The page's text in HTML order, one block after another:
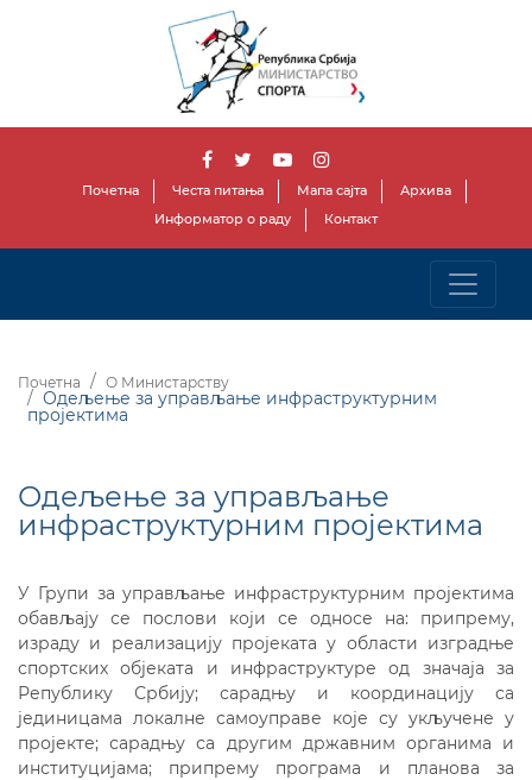
Почетна Честа питања Мапа сајта
Архива
Информатор о раду
Контакт
Почетна О Министарству
Одељење за управљање инфраструктурним
пројектима
Одељење за управљање
инфраструктурним пројектима
У Групи за управљање инфраструктурним пројектима
обављају се послови који се односе на: припрему,
израду и реализацију пројеката у области изградње
спортских објеката и инфраструктуре од значаја за
Републику Србију; сарадњу и координацију са
јединицама локалне самоуправе које су укључене у
пројекте; сарадњу са другим државним органима и
институцијама; припрему програма и планова за